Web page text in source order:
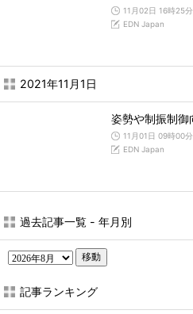
11月02日 16時25分
EDN Japan
2021年11月1日
姿勢や制振制御
11月01日 09時00分
EDN Japan
過去記事一覧 - 年月別
移動
記事ランキング